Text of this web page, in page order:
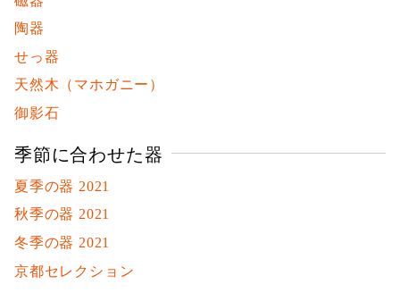
陶器
せっ器
天然木（マホガニー）
御影石
季節に合わせた器
夏季の器 2021
秋季の器 2021
冬季の器 2021
京都セレクション